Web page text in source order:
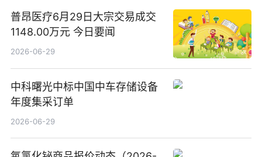
普昂医疗6月29日大宗交易成交
1148.00万元 今日要闻
2026-06-29
中科曙光中标中国中车存储设备
年度集采订单
2026-06-29